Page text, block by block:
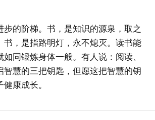
步的阶梯。书，是知识的源泉，取之
书，是指路明灯，永不熄灭。读书能
如同锻炼身体一般。有人说：阅读、
智慧的三把钥匙，但愿这把智慧的钥
康成长。